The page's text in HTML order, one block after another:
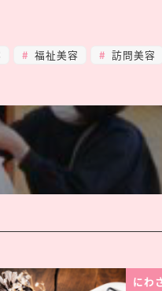
福祉美容 訪問美容
にわ